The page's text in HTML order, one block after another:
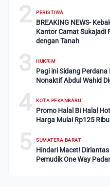
2 PERISTIWA
BREAKING NEWS-
Kantor Camat Sukajadi
dengan Tanah
3 HUKRIM
Pagi ini Sidang
Nonaktif Abdul Wahid
4 KOTA PEKANBARU
Promo Halal Bi Halal
Harga Mulai Rp125
5 SUMATERA BARAT
Hindari Macet!
Pemudik One Way